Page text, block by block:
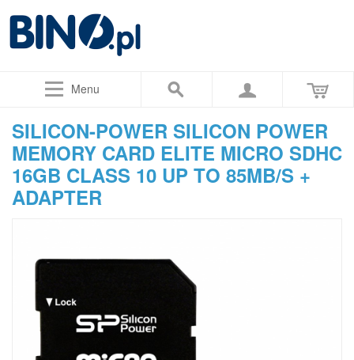
Menu
SILICON-POWER SILICON POWER
MEMORY CARD ELITE MICRO SDHC
16GB CLASS 10 UP TO 85MB/S +
ADAPTER